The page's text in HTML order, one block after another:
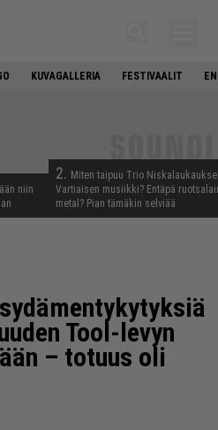
KUVAGALLERIA FESTIVAALIT
niin
2. Miten taipuu Trio
Vartiaisen musiikki? Entäpä
metal? Pian tämäkin selviää
Tool-levyn
– totuus oli